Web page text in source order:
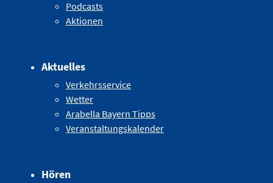
Podcasts
Aktionen
Aktuelles
Verkehrsservice
Wetter
Arabella Bayern Tipps
Veranstaltungskalender
Hören